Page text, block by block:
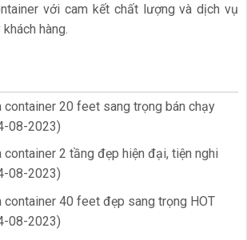
với cam kết chất lượng và dịch vụ
hàng.
container 20 feet sang trọng bán chạy
08-2023)
container 2 tầng đẹp hiện đại, tiện nghi
08-2023)
container 40 feet đẹp sang trọng HOT
08-2023)